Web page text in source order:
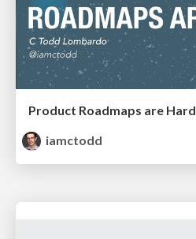
Product Roadmaps are Hard
iamctodd